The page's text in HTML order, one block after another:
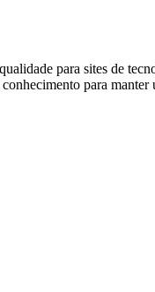
para sites de
para